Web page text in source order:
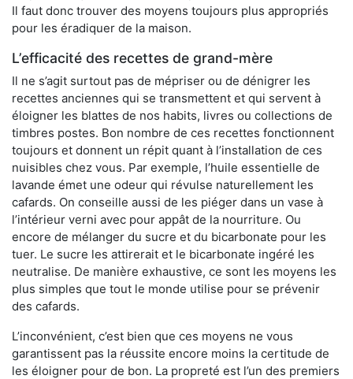
Il faut donc trouver des moyens toujours plus appropriés
pour les éradiquer de la maison.
L’efficacité des recettes de grand-mère
Il ne s’agit surtout pas de mépriser ou de dénigrer les
recettes anciennes qui se transmettent et qui servent à
éloigner les blattes de nos habits, livres ou collections de
timbres postes. Bon nombre de ces recettes fonctionnent
toujours et donnent un répit quant à l’installation de ces
nuisibles chez vous. Par exemple, l’huile essentielle de
lavande émet une odeur qui révulse naturellement les
cafards. On conseille aussi de les piéger dans un vase à
l’intérieur verni avec pour appât de la nourriture. Ou
encore de mélanger du sucre et du bicarbonate pour les
tuer. Le sucre les attirerait et le bicarbonate ingéré les
neutralise. De manière exhaustive, ce sont les moyens les
plus simples que tout le monde utilise pour se prévenir
des cafards.
L’inconvénient, c’est bien que ces moyens ne vous
garantissent pas la réussite encore moins la certitude de
les éloigner pour de bon. La propreté est l’un des premiers